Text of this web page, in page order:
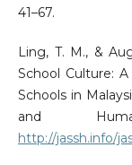
41–67.
Ling, T. M., &
School Culture:
Schools in
and
http://jassh.info/